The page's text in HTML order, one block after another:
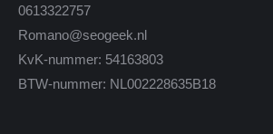
0613322757
Romano@seogeek.nl
KvK-nummer: 54163803
BTW-nummer: NL002228635B18